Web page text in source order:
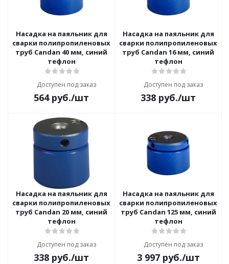
Насадка на паяльник для
сварки полипропиленовых
труб Candan 40 мм, синий
тефлон
Доступен под заказ
564руб./шт
Насадка на паяльник для
сварки полипропиленовых
труб Candan 16 мм, синий
тефлон
Доступен под заказ
338 руб./шт
Насадка на паяльник для
сварки полипропиленовых
труб Candan 20 мм, синий
тефлон
Доступен под заказ
338 руб./шт
Насадка на паяльник для
сварки полипропиленовых
труб Candan 125 мм, синий
тефлон
Доступен под заказ
3 997руб./шт